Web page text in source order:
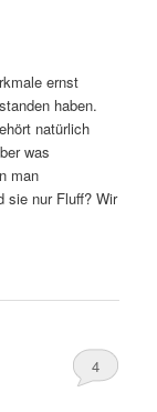
ernst
haben.
natürlich
was
man
sie nur Fluff? Wir
4